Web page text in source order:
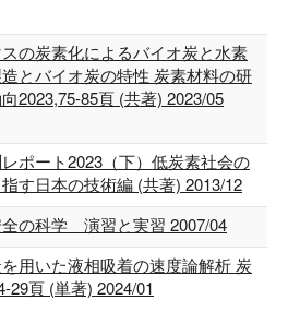
の炭素化によるバイオ炭と水素
とバイオ炭の特性 炭素材料の研
2023,75-85頁 (共著) 2023/05
ポート2023（下）低炭素社会の
す日本の技術編 (共著) 2013/12
の科学 演習と実習 2007/04
用いた液相吸着の速度論解析 炭
29頁 (単著) 2024/01